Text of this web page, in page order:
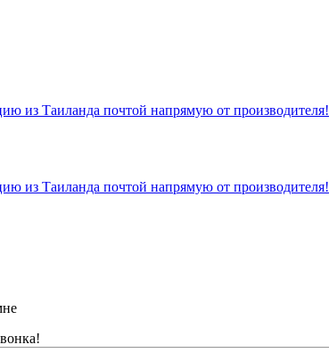
из Таиланда почтой напрямую от производителя!
из Таиланда почтой напрямую от производителя!